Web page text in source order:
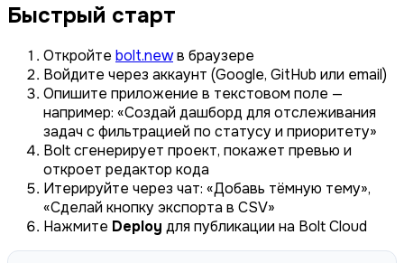
Быстрый старт
Откройте bolt.newв браузере
Войдите через аккаунт (Google, GitHub или email)
Опишите приложение в текстовом поле —
например: «Создай дашборд для отслеживания
задач с фильтрацией по статусу и приоритету»
Bolt сгенерирует проект, покажет превью и
откроет редактор кода
Итерируйте через чат: «Добавь тёмную тему»,
«Сделай кнопку экспорта в CSV»
Нажмите Deploy для публикации на Bolt Cloud